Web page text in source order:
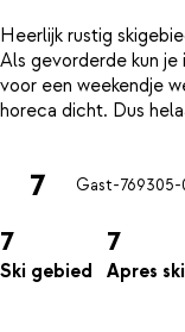
Heerlijk rustig
Als gevorderde kun
voor een weekendje
7 Gast-769305-
7
Ski gebied
7
Apres ski